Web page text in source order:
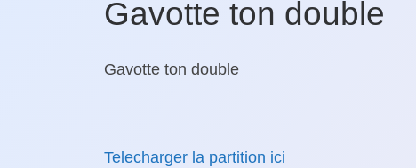
Gavotte ton double
Gavotte ton double
Telecharger la partition ici